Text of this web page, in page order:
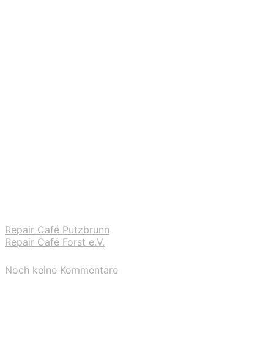
Repair Café Putzbrunn
Repair Café Forst e.V.
Noch keine Kommentare